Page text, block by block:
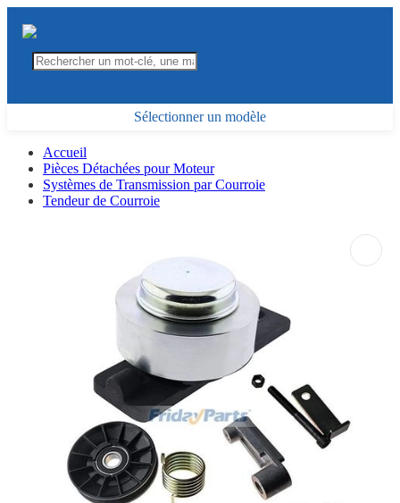
Sélectionner un modèle
Accueil
Pièces Détachées pour Moteur
Systèmes de Transmission par Courroie
Tendeur de Courroie